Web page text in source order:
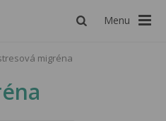
Menu
migréna